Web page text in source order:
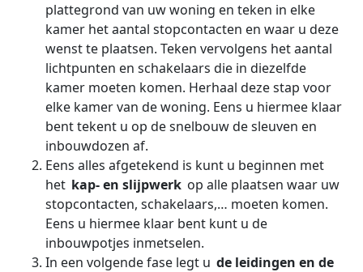
plattegrond van uw woning en teken in elke
kamer het aantal stopcontacten en waar u deze
wenst te plaatsen. Teken vervolgens het aantal
lichtpunten en schakelaars die in diezelfde
kamer moeten komen. Herhaal deze stap voor
elke kamer van de woning. Eens u hiermee klaar
bent tekent u op de snelbouw de sleuven en
inbouwdozen af.
Eens alles afgetekend is kunt u beginnen met
het kap- en slijpwerk op alle plaatsen waar uw
stopcontacten, schakelaars,… moeten komen.
Eens u hiermee klaar bent kunt u de
inbouwpotjes inmetselen.
In een volgende fase legt u de leidingen en de